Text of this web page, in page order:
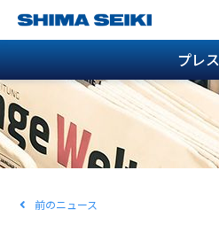
プレス
前のニュース